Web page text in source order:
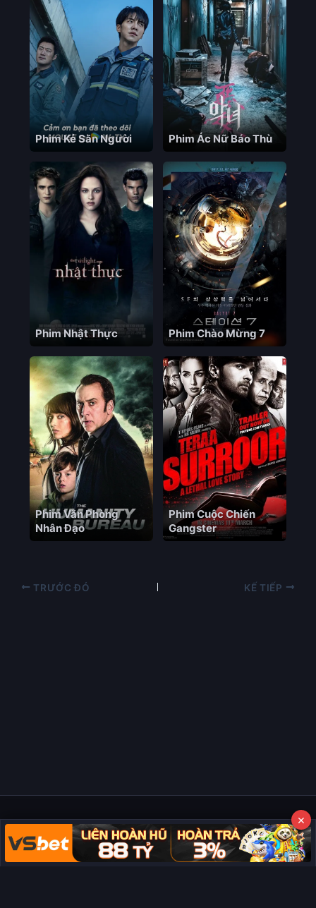
Phim Kẻ Săn Người Phim Ác Nữ Báo Thù
Phim Nhật Thực Phim Chào Mừng 7
Phim Văn Phòng
Nhân Đạo
Phim Cuộc Chiến
Gangster
TRƯỚC ĐÓ KẾ TIẾP
Copyright © 2026 Phim Full HD
×